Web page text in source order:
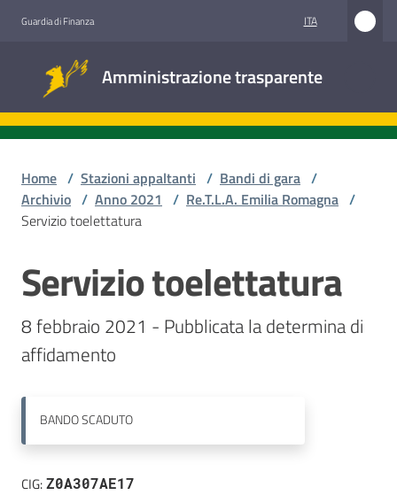
Guardia di Finanza ITA
Amministrazione trasparente
trasparente
Stazioni
appaltanti
Contatti
Home / Stazioni appaltanti / Bandi di gara /
Archivio / Anno 2021 / Re.T.L.A. Emilia Romagna /
Servizio toelettatura
Salta al contenuto
Servizio toelettatura
8 febbraio 2021 - Pubblicata la determina di
affidamento
BANDOSCADUTO
CIG:Z0A307AE17